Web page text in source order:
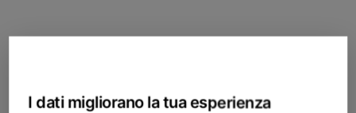
I dati migliorano la tua esperienza